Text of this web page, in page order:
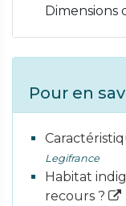
Dimensions
Pour en
Legifrance
Habitat
recours ?